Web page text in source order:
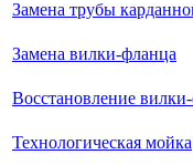
Замена трубы
Замена вилки-фланца
Восстановление
Технологическая мойка